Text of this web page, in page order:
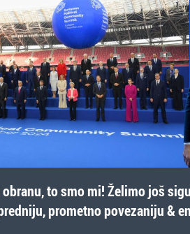
to smo mi! Želimo još
prometno povezaniju &